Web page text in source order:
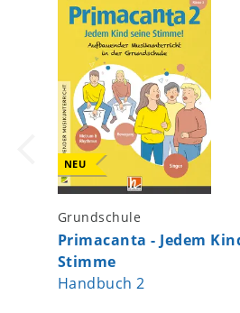
NEU
Grundschule
Primacanta - Jedem
Stimme
Handbuch 2